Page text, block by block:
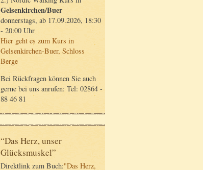
Gelsenkirchen/Buer
donnerstags, ab 17.09.2026, 18:30
- 20:00 Uhr
Hier geht es zum Kurs in
Gelsenkirchen-Buer, Schloss
Berge
Bei Rückfragen können Sie auch
gerne bei uns anrufen: Tel: 02864 -
88 46 81
“Das Herz, unser
Glücksmuskel”
Direktlink zum Buch:"Das Herz,